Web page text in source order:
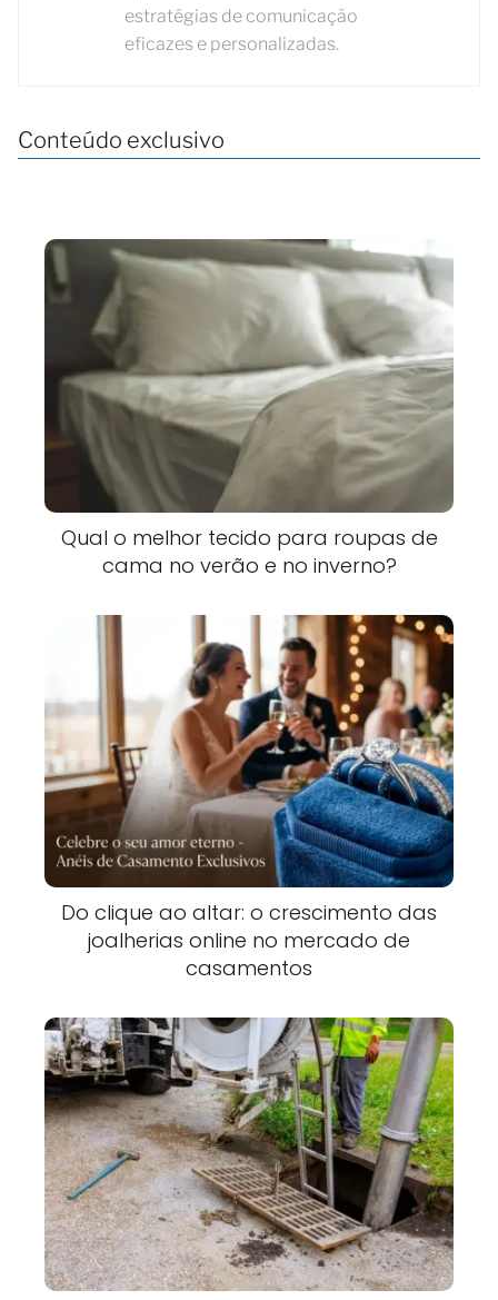
estratégias de comunicação
eficazes e personalizadas.
Conteúdo exclusivo
Qual o melhor tecido para roupas de
cama no verão e no inverno?
Do clique ao altar: o crescimento das
joalherias online no mercado de
casamentos